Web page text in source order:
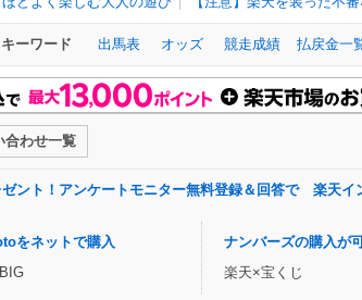
キーワード 出馬表 オッズ 競走成績 払戻金一
合わせ一覧
ゼント！アンケートモニター無料登録＆回答で 楽天イ
をネットで購入
ナンバーズの購入が
楽天×宝くじ